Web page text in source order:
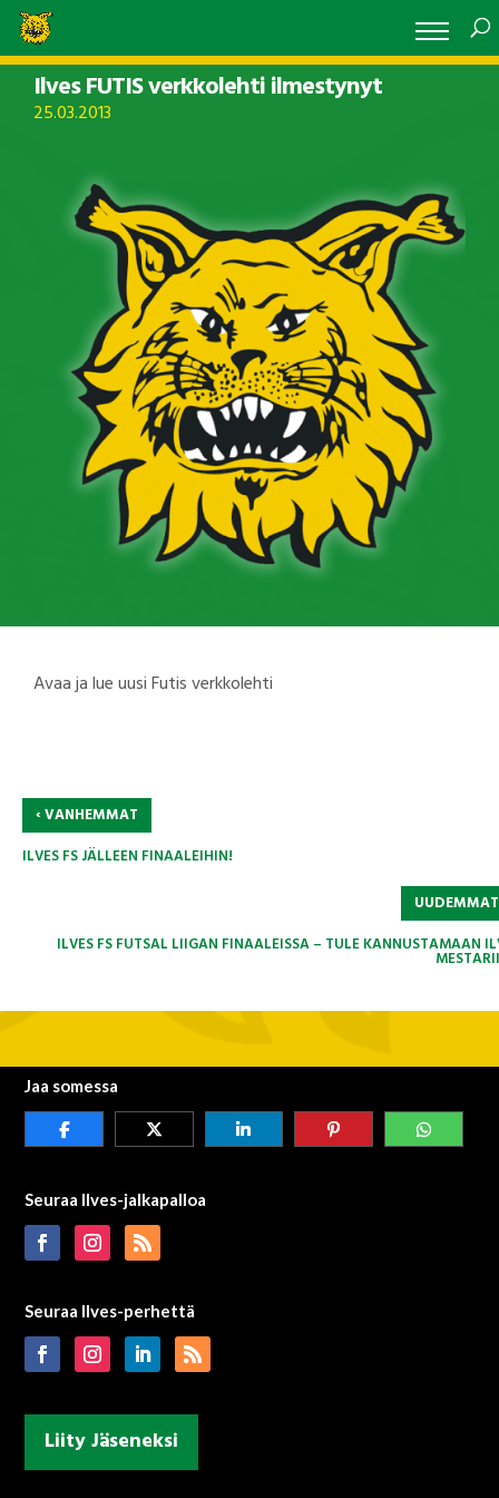
Ilves FUTIS verkkolehti ilmestynyt
25.03.2013
Avaa ja lue uusi Futis verkkolehti
‹VANHEMMAT
ILVES FS JÄLLEEN FINAALEIHIN!
ILVES FS FUTSAL LIIGAN FINAALEISSA – TULE KANNUSTAMAAN
Jaa somessa
Seuraa Ilves-jalkapalloa
Seuraa Ilves-perhettä
Liity Jäseneksi